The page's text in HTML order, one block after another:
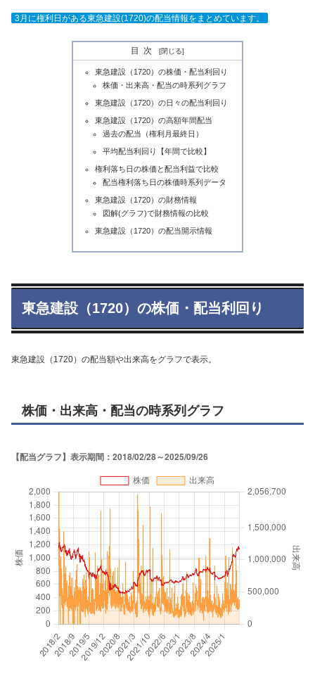
3月に権利日がある東急建設(1720)の配当情報をまとめています。
目次
東急建設（1720）の株価・配当利回り
株価・出来高・配当の時系列グラフ
東急建設（1720）の日々の配当利回り
東急建設（1720）の高額年間配当
過去の配当（権利月最終日）
平均配当利回り【年間で比較】
権利落ち日の株価と配当利益で比較
配当権利落ち日の株価時系列データ
東急建設（1720）の財務情報
図解(グラフ)で財務情報の比較
東急建設（1720）の配当開示情報
東急建設（1720）の株価・配当利回り
東急建設（1720）の配当額や出来高をグラフで表示。
株価・出来高・配当の時系列グラフ